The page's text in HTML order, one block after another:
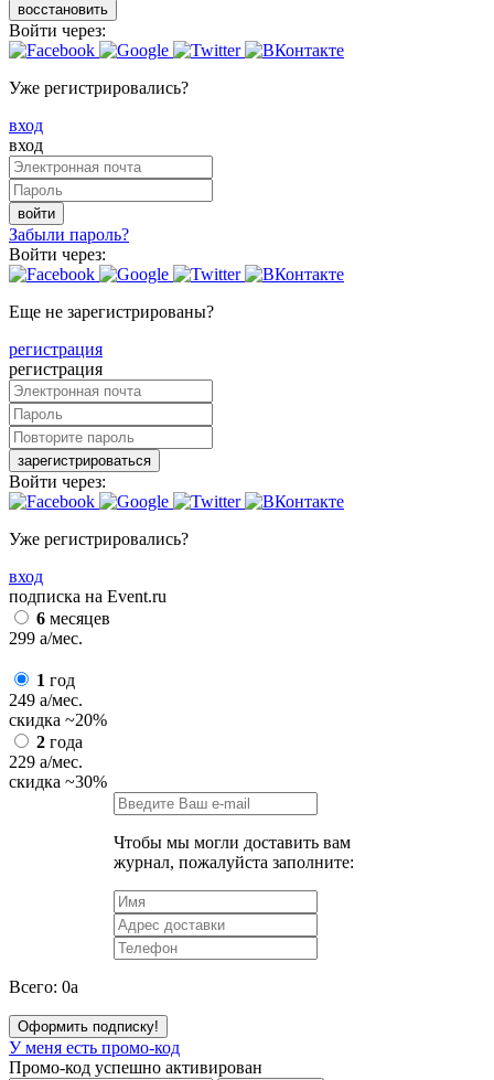
восстановить
Войти через:
Уже регистрировались?
вход
вход
войти
Забыли пароль?
Войти через:
Еще не зарегистрированы?
регистрация
регистрация
зарегистрироваться
Войти через:
Уже регистрировались?
вход
подписка на Event.ru
6 месяцев
299 a/мес.
1 год
249 a/мес.
скидка ~20%
2 года
229 a/мес.
скидка ~30%
Чтобы мы могли доставить вам
журнал, пожалуйста заполните:
Всего: 0a
Оформить подписку!
У меня есть промо-код
Промо-код успешно активирован